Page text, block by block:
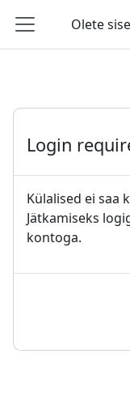
Küljepaneel
Olete
Login
Külalised ei saa
Jätkamiseks
kontoga.